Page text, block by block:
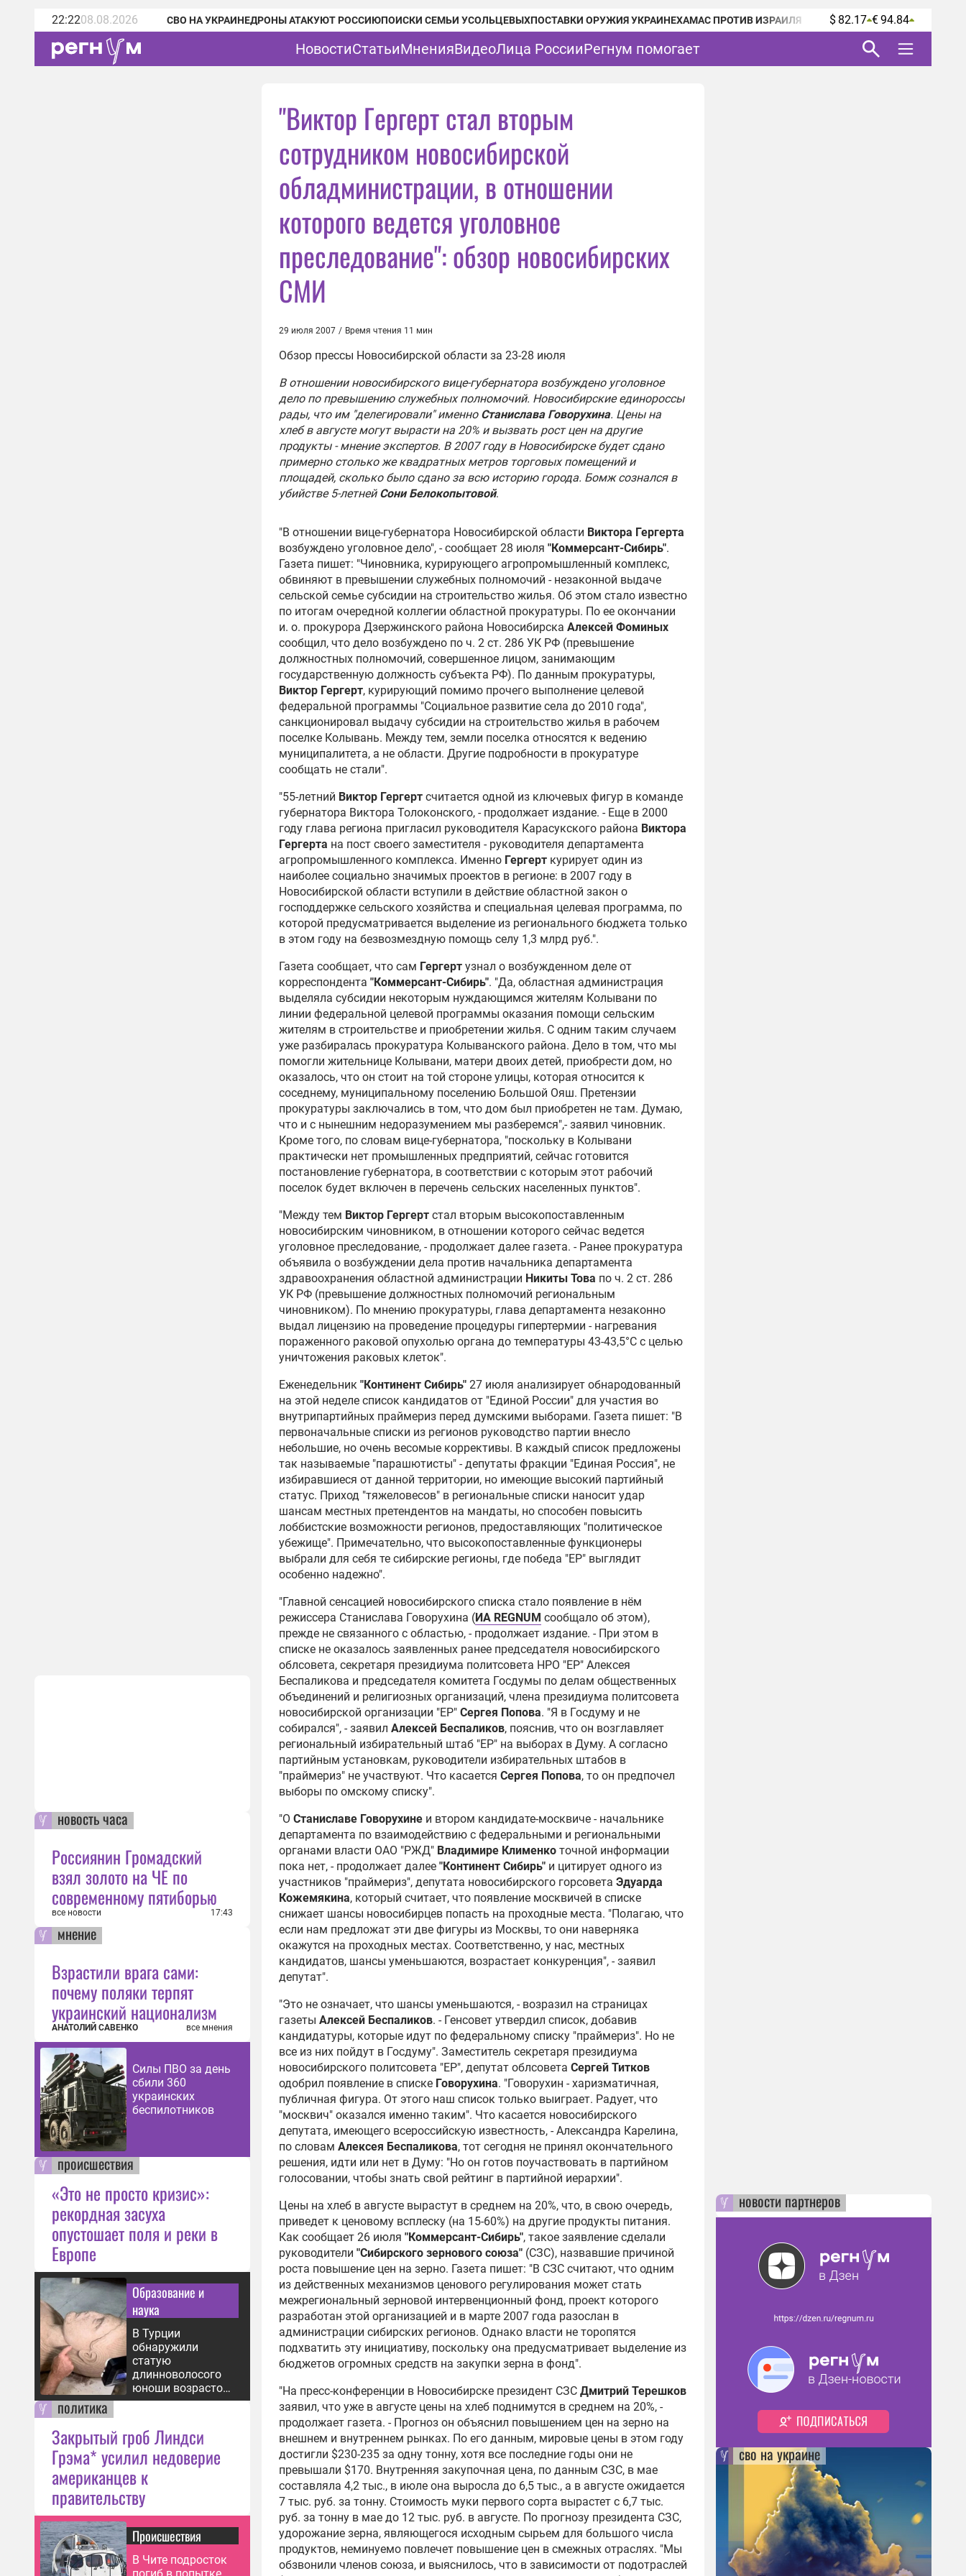
22:2208.08.2026 СВО НА УКРАИНЕДРОНЫ АТАКУЮТ РОССИЮПОИСКИ СЕМЬИ УСОЛЬЦЕВЫХПОСТАВКИ ОРУЖИЯ УКРАИНЕХАМАС ПРОТИВ ИЗРАИЛЯ $ 82.17 € 94.84
НовостиСтатьиМненияВидеоЛица РоссииРегнум помогает
новость часа
Россиянин Громадский
взял золото на ЧЕ по
современному пятиборью
все новости 17:43
мнение
Взрастили врага сами:
почему поляки терпят
украинский национализм
АНАТОЛИЙ САВЕНКО все мнения
Силы ПВО за день
сбили 360
украинских
беспилотников
происшествия
«Это не просто кризис»:
рекордная засуха
опустошает поля и реки в
Европе
Образование и
наука
В Турции
обнаружили
статую
длинноволосого
юноши возрастом
2,5 тыс. лет
политика
Закрытый гроб Линдси
Грэма* усилил недоверие
американцев к
правительству
Происшествия
В Чите подросток
"Виктор Гергерт стал вторым
сотрудником новосибирской
обладминистрации, в отношении
которого ведется уголовное
преследование": обзор новосибирских
СМИ
29 июля 2007 / Время чтения 11 мин
Обзор прессы Новосибирской области за 23-28 июля
В отношении новосибирского вице-губернатора возбуждено уголовное
дело по превышению служебных полномочий. Новосибирские единороссы
рады, что им "делегировали" именно Станислава Говорухина. Цены на
хлеб в августе могут вырасти на 20% и вызвать рост цен на другие
продукты - мнение экспертов. В 2007 году в Новосибирске будет сдано
примерно столько же квадратных метров торговых помещений и
площадей, сколько было сдано за всю историю города. Бомж сознался в
убийстве 5-летней Сони Белокопытовой.
"В отношении вице-губернатора Новосибирской области Виктора Гергерта
возбуждено уголовное дело", - сообщает 28 июля "Коммерсант-Сибирь".
Газета пишет: "Чиновника, курирующего агропромышленный комплекс,
обвиняют в превышении служебных полномочий - незаконной выдаче
сельской семье субсидии на строительство жилья. Об этом стало известно
по итогам очередной коллегии областной прокуратуры. По ее окончании
и. о. прокурора Дзержинского района Новосибирска Алексей Фоминых
сообщил, что дело возбуждено по ч. 2 ст. 286 УК РФ (превышение
должностных полномочий, совершенное лицом, занимающим
государственную должность субъекта РФ). По данным прокуратуры,
Виктор Гергерт, курирующий помимо прочего выполнение целевой
федеральной программы "Социальное развитие села до 2010 года",
санкционировал выдачу субсидии на строительство жилья в рабочем
поселке Колывань. Между тем, земли поселка относятся к ведению
муниципалитета, а не области. Другие подробности в прокуратуре
сообщать не стали".
"55-летний Виктор Гергерт считается одной из ключевых фигур в команде
губернатора Виктора Толоконского, - продолжает издание. - Еще в 2000
году глава региона пригласил руководителя Карасукского района Виктора
Гергерта на пост своего заместителя - руководителя департамента
агропромышленного комплекса. Именно Гергерт курирует один из
наиболее социально значимых проектов в регионе: в 2007 году в
Новосибирской области вступили в действие областной закон о
господдержке сельского хозяйства и специальная целевая программа, по
которой предусматривается выделение из регионального бюджета только
в этом году на безвозмездную помощь селу 1,3 млрд руб.".
Газета сообщает, что сам Гергерт узнал о возбужденном деле от
корреспондента "Коммерсант-Сибирь". "Да, областная администрация
выделяла субсидии некоторым нуждающимся жителям Колывани по
линии федеральной целевой программы оказания помощи сельским
жителям в строительстве и приобретении жилья. С одним таким случаем
уже разбиралась прокуратура Колыванского района. Дело в том, что мы
помогли жительнице Колывани, матери двоих детей, приобрести дом, но
оказалось, что он стоит на той стороне улицы, которая относится к
соседнему, муниципальному поселению Большой Ояш. Претензии
прокуратуры заключались в том, что дом был приобретен не там. Думаю,
что и с нынешним недоразумением мы разберемся",- заявил чиновник.
Кроме того, по словам вице-губернатора, "поскольку в Колывани
практически нет промышленных предприятий, сейчас готовится
постановление губернатора, в соответствии с которым этот рабочий
поселок будет включен в перечень сельских населенных пунктов".
"Между тем Виктор Гергерт стал вторым высокопоставленным
новосибирским чиновником, в отношении которого сейчас ведется
уголовное преследование, - продолжает далее газета. - Ранее прокуратура
объявила о возбуждении дела против начальника департамента
здравоохранения областной администрации Никиты Това по ч. 2 ст. 286
УК РФ (превышение должностных полномочий региональным
чиновником). По мнению прокуратуры, глава департамента незаконно
выдал лицензию на проведение процедуры гипертермии - нагревания
пораженного раковой опухолью органа до температуры 43-43,5°С с целью
уничтожения раковых клеток".
Еженедельник "Континент Сибирь" 27 июля анализирует обнародованный
на этой неделе список кандидатов от "Единой России" для участия во
внутрипартийных праймериз перед думскими выборами. Газета пишет: "В
первоначальные списки из регионов руководство партии внесло
небольшие, но очень весомые коррективы. В каждый список предложены
так называемые "парашютисты" - депутаты фракции "Единая Россия", не
избиравшиеся от данной территории, но имеющие высокий партийный
статус. Приход "тяжеловесов" в региональные списки наносит удар
шансам местных претендентов на мандаты, но способен повысить
лоббистские возможности регионов, предоставляющих "политическое
убежище". Примечательно, что высокопоставленные функционеры
выбрали для себя те сибирские регионы, где победа "ЕР" выглядит
особенно надежно".
"Главной сенсацией новосибирского списка стало появление в нём
режиссера Станислава Говорухина (ИА REGNUM сообщало об этом),
прежде не связанного с областью, - продолжает издание. - При этом в
списке не оказалось заявленных ранее председателя новосибирского
облсовета, секретаря президиума политсовета НРО "ЕР" Алексея
Беспаликова и председателя комитета Госдумы по делам общественных
объединений и религиозных организаций, члена президиума политсовета
новосибирской организации "ЕР" Сергея Попова. "Я в Госдуму и не
собирался", - заявил Алексей Беспаликов, пояснив, что он возглавляет
региональный избирательный штаб "ЕР" на выборах в Думу. А согласно
партийным установкам, руководители избирательных штабов в
"праймериз" не участвуют. Что касается Сергея Попова, то он предпочел
выборы по омскому списку".
"О Станиславе Говорухине и втором кандидате-москвиче - начальнике
департамента по взаимодействию с федеральными и региональными
органами власти ОАО "РЖД" Владимире Клименко точной информации
пока нет, - продолжает далее "Континент Сибирь" и цитирует одного из
участников "праймериз", депутата новосибирского горсовета Эдуарда
Кожемякина, который считает, что появление москвичей в списке
снижает шансы новосибирцев попасть на проходные места. "Полагаю, что
если нам предложат эти две фигуры из Москвы, то они наверняка
окажутся на проходных местах. Соответственно, у нас, местных
кандидатов, шансы уменьшаются, возрастает конкуренция", - заявил
депутат".
"Это не означает, что шансы уменьшаются, - возразил на страницах
газеты Алексей Беспаликов. - Генсовет утвердил список, добавив
кандидатуры, которые идут по федеральному списку "праймериз". Но не
все из них пойдут в Госдуму". Заместитель секретаря президиума
новосибирского политсовета "ЕР", депутат облсовета Сергей Титков
одобрил появление в списке Говорухина. "Говорухин - харизматичная,
публичная фигура. От этого наш список только выиграет. Радует, что
"москвич" оказался именно таким". Что касается новосибирского
депутата, имеющего всероссийскую известность, - Александра Карелина,
по словам Алексея Беспаликова, тот сегодня не принял окончательного
решения, идти или нет в Думу: "Но он готов поучаствовать в партийном
голосовании, чтобы знать свой рейтинг в партийной иерархии".
Цены на хлеб в августе вырастут в среднем на 20%, что, в свою очередь,
приведет к ценовому всплеску (на 15-60%) на другие продукты питания.
Как сообщает 26 июля "Коммерсант-Сибирь", такое заявление сделали
руководители "Сибирского зернового союза" (СЗС), назвавшие причиной
роста повышение цен на зерно. Газета пишет: "В СЗС считают, что одним
из действенных механизмов ценового регулирования может стать
межрегиональный зерновой интервенционный фонд, проект которого
разработан этой организацией и в марте 2007 года разослан в
администрации сибирских регионов. Однако власти не торопятся
подхватить эту инициативу, поскольку она предусматривает выделение из
бюджетов огромных средств на закупки зерна в фонд".
"На пресс-конференции в Новосибирске президент СЗС Дмитрий Терешков
заявил, что уже в августе цены на хлеб поднимутся в среднем на 20%, -
продолжает газета. - Прогноз он объяснил повышением цен на зерно на
внешнем и внутреннем рынках. По его данным, мировые цены в этом году
достигли $230-235 за одну тонну, хотя все последние годы они не
превышали $170. Внутренняя закупочная цена, по данным СЗС, в мае
составляла 4,2 тыс., в июле она выросла до 6,5 тыс., а в августе ожидается
7 тыс. руб. за тонну. Стоимость муки первого сорта вырастет с 6,7 тыс.
руб. за тонну в мае до 12 тыс. руб. в августе. По прогнозу президента СЗС,
удорожание зерна, являющегося исходным сырьем для большого числа
продуктов, неминуемо повлечет повышение цен в смежных отраслях. "Мы
обзвонили членов союза, и выяснилось, что в зависимости от подотраслей
новости партнеров
сво на украине